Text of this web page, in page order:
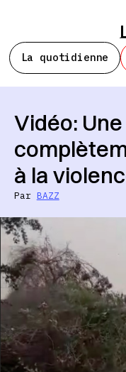
La quotidienne
Vidéo:
à la
Par BAZZ